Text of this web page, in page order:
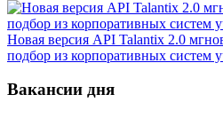
Новая версия API Talantix 2.0
подбор из корпоративных систем
Вакансии дня